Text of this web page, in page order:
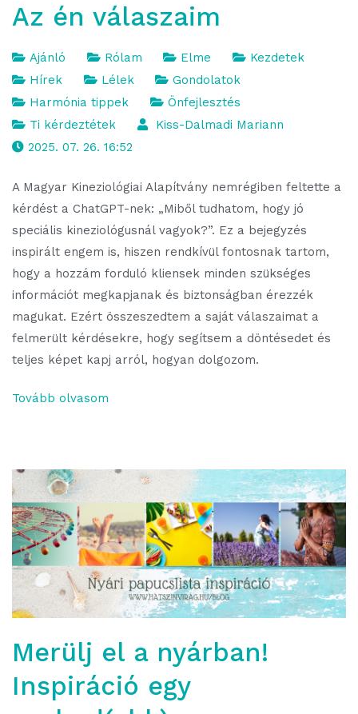
Az én válaszaim
Ajánló Rólam Elme
Kezdetek
Hírek
Lélek
Gondolatok
Harmónia tippek
Önfejlesztés
Ti kérdeztétek
Kiss-Dalmadi Mariann
2025. 07. 26. 16:52
A Magyar Kineziológiai Alapítvány nemrégiben feltette a
kérdést a ChatGPT-nek: „Miből tudhatom, hogy jó
speciális kineziológusnál vagyok?”. Ez a bejegyzés
inspirált engem is, hiszen rendkívül fontosnak tartom,
hogy a hozzám forduló kliensek minden szükséges
információt megkapjanak és biztonságban érezzék
magukat. Ezért összeszedtem a saját válaszaimat a
felmerült kérdésekre, hogy segítsem a döntésedet és
teljes képet kapj arról, hogyan dolgozom.
Tovább olvasom
Merülj el a nyárban!
Inspiráció egy